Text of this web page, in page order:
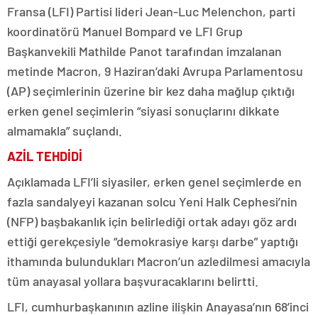
Fransa (LFI) Partisi lideri Jean-Luc Melenchon, parti
koordinatörü Manuel Bompard ve LFI Grup
Başkanvekili Mathilde Panot tarafından imzalanan
metinde Macron, 9 Haziran’daki Avrupa Parlamentosu
(AP) seçimlerinin üzerine bir kez daha mağlup çıktığı
erken genel seçimlerin “siyasi sonuçlarını dikkate
almamakla” suçlandı.
AZİL TEHDİDİ
Açıklamada LFI’li siyasiler, erken genel seçimlerde en
fazla sandalyeyi kazanan solcu Yeni Halk Cephesi’nin
(NFP) başbakanlık için belirlediği ortak adayı göz ardı
ettiği gerekçesiyle “demokrasiye karşı darbe” yaptığı
ithamında bulundukları Macron’un azledilmesi amacıyla
tüm anayasal yollara başvuracaklarını belirtti.
LFI, cumhurbaşkanının azline ilişkin Anayasa’nın 68’inci